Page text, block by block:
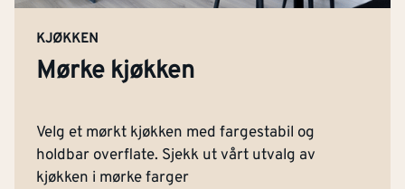
KJØKKEN
Mørke kjøkken
Velg et mørkt kjøkken med fargestabil og
holdbar overflate. Sjekk ut vårt utvalg av
kjøkken i mørke farger
Kjøpsbetingelser
Tjenester
Byggevarehus og åpningstider